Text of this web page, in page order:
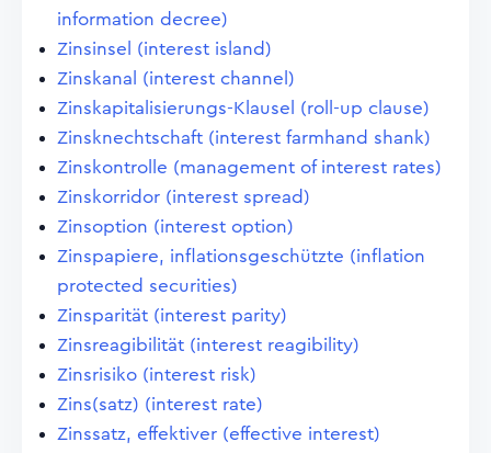
information decree)
Zinsinsel (interest island)
Zinskanal (interest channel)
Zinskapitalisierungs-Klausel (roll-up clause)
Zinsknechtschaft (interest farmhand shank)
Zinskontrolle (management of interest rates)
Zinskorridor (interest spread)
Zinsoption (interest option)
Zinspapiere, inflationsgeschützte (inflation
protected securities)
Zinsparität (interest parity)
Zinsreagibilität (interest reagibility)
Zinsrisiko (interest risk)
Zins(satz) (interest rate)
Zinssatz, effektiver (effective interest)